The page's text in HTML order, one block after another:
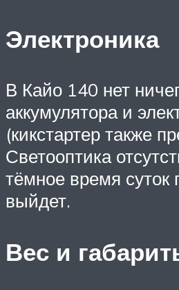
Электроника
В Кайо 140 нет
аккумулятора и
(кикстартер также
Светооптика
тёмное время суток
выйдет.
Вес и